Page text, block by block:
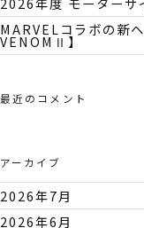
MARVELコラボの新
VENOMⅡ】
最近のコメント
アーカイブ
2026年7月
2026年6月